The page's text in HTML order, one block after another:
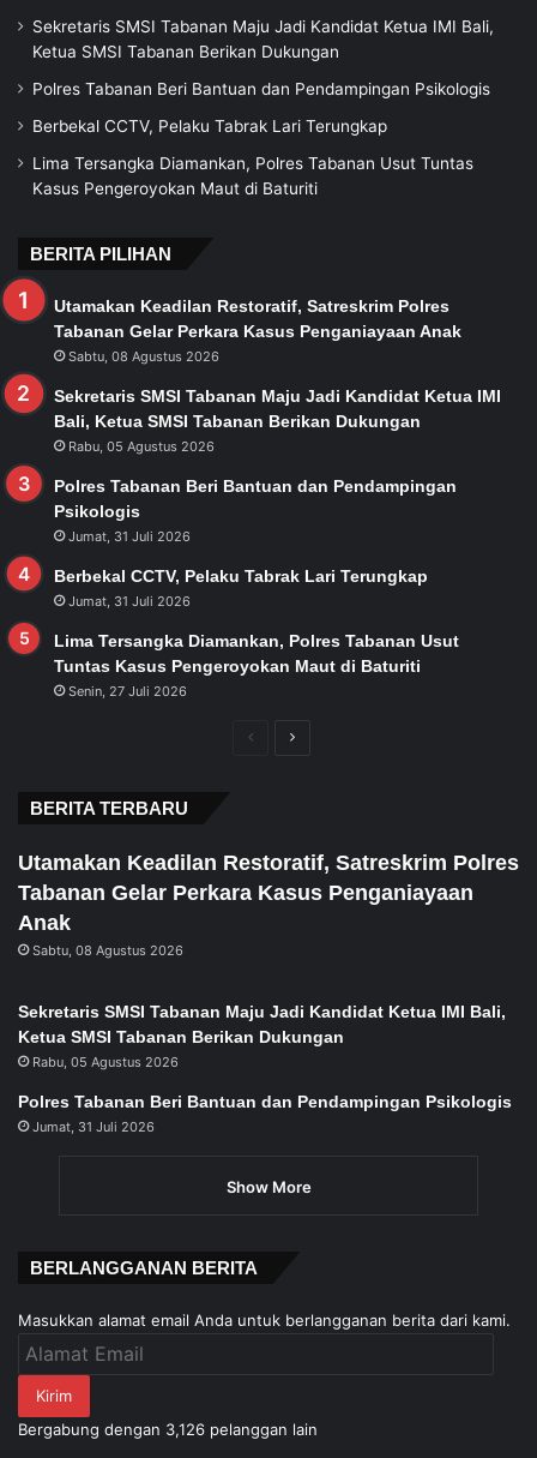
Sekretaris SMSI Tabanan Maju Jadi Kandidat Ketua IMI Bali,
Ketua SMSI Tabanan Berikan Dukungan
Polres Tabanan Beri Bantuan dan Pendampingan Psikologis
Berbekal CCTV, Pelaku Tabrak Lari Terungkap
Lima Tersangka Diamankan, Polres Tabanan Usut Tuntas
Kasus Pengeroyokan Maut di Baturiti
BERITA PILIHAN
Utamakan Keadilan Restoratif, Satreskrim Polres
Tabanan Gelar Perkara Kasus Penganiayaan Anak
Sabtu, 08 Agustus 2026
Sekretaris SMSI Tabanan Maju Jadi Kandidat Ketua IMI
Bali, Ketua SMSI Tabanan Berikan Dukungan
Rabu, 05 Agustus 2026
Polres Tabanan Beri Bantuan dan Pendampingan
Psikologis
Jumat, 31 Juli 2026
Berbekal CCTV, Pelaku Tabrak Lari Terungkap
Jumat, 31 Juli 2026
Lima Tersangka Diamankan, Polres Tabanan Usut
Tuntas Kasus Pengeroyokan Maut di Baturiti
Senin, 27 Juli 2026
PreviousNext
BERITA TERBARU
Utamakan Keadilan Restoratif, Satreskrim Polres
Tabanan Gelar Perkara Kasus Penganiayaan
Anak
Sabtu, 08 Agustus 2026
Sekretaris SMSI Tabanan Maju Jadi Kandidat Ketua IMI Bali,
Ketua SMSI Tabanan Berikan Dukungan
Rabu, 05 Agustus 2026
Polres Tabanan Beri Bantuan dan Pendampingan Psikologis
Jumat, 31 Juli 2026
Show More
BERLANGGANAN BERITA
Masukkan alamat email Anda untuk berlangganan berita dari kami.
Alamat
Kirim
Bergabung dengan 3,126 pelanggan lain